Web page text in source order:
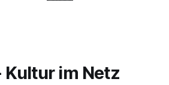
Kultur im Netz